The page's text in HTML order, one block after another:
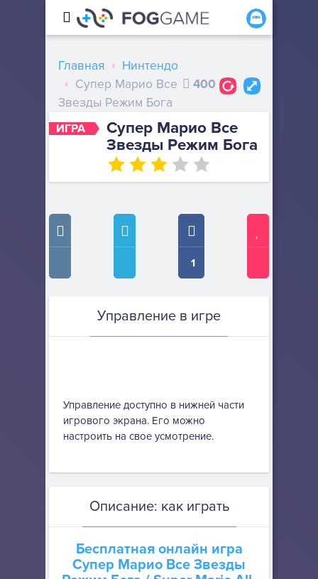
ИГРА
Супер Марио Все
Звезды Режим Бога
Главная
Нинтендо
Супер Марио Все
Звезды Режим Бога
400
1
Управление в игре
Управление доступно в нижней части
игрового экрана. Его можно
настроить на свое усмотрение.
Описание: как играть
Бесплатная онлайн игра
Супер Марио Все Звезды